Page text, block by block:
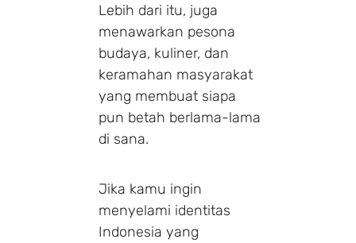
Lebih dari itu, juga
menawarkan pesona
budaya, kuliner, dan
keramahan masyarakat
yang membuat siapa
pun betah berlama-lama
di sana.
Jika kamu ingin
menyelami identitas
Indonesia yang